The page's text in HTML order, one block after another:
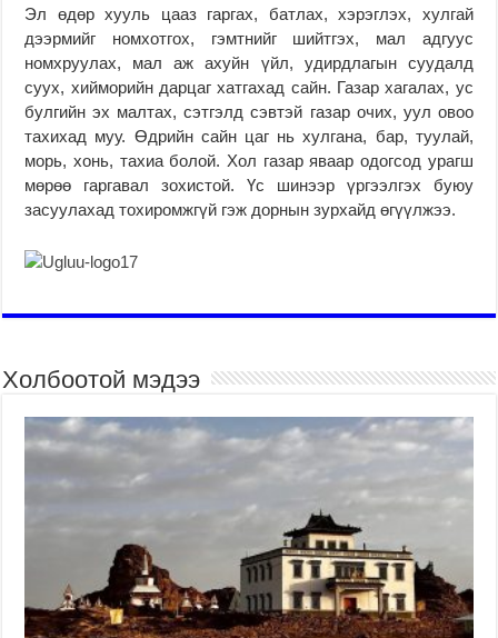
Эл өдөр хууль цааз гаргах, батлах, хэрэглэх, хулгай
дээрмийг номхотгох, гэмтнийг шийтгэх, мал адгуус
номхруулах, мал аж ахуйн үйл, удирдлагын суудалд
суух, хийморийн дарцаг хатгахад сайн. Газар хагалах, ус
булгийн эх малтах, сэтгэлд сэвтэй газар очих, уул овоо
тахихад муу. Өдрийн сайн цаг нь хулгана, бар, туулай,
морь, хонь, тахиа болой. Хол газар яваар одогсод урагш
мөрөө гаргавал зохистой. Үс шинээр үргээлгэх буюу
засуулахад тохиромжгүй гэж дорнын зурхайд өгүүлжээ.
Холбоотой мэдээ